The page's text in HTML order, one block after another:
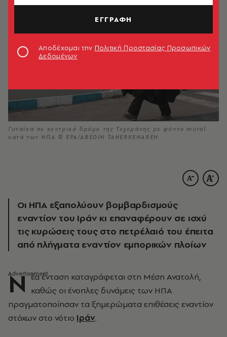
Γυναίκα σε κεντρικό δρόμο της Τεχεράνης με φόντο mural
κατά των ΗΠΑ © EPA/ABEDIN TAHERKENAREH
Οι ΗΠΑ εξαπολύουν βομβαρδισμούς
εναντίον του Ιράν κι επαναφέρουν σε ισχύ
τις κυρώσεις τους στο πετρέλαιό του έπειτα
από πλήγματα εναντίον εμπορικών πλοίων
Ν έα ένταση καταγράφεται στη Μέση Ανατολή,
καθώς οι ένοπλες δυνάμεις των ΗΠΑ
πραγματοποίησαν τα ξημερώματα επιθέσεις εναντίον
στόχων στο νότιο Ιράν.
ΕΓΓΡΑΦΗ
Αποδέχομαι την Πολιτική Προστασίας Προσωπικών
Δεδομένων